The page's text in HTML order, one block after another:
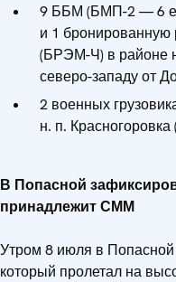
9 ББМ (БМП-2 — 6
и 1
(БРЭМ-Ч) в районе
северо-западу от
2 военных
н. п.
В Попасной
принадлежит СММ
Утром 8 июля в
который пролетал на